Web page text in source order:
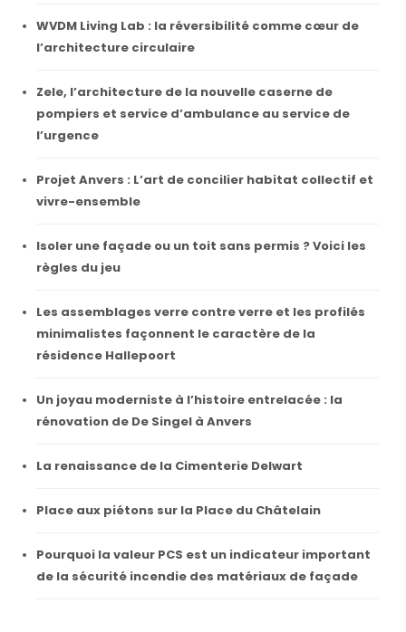
WVDM Living Lab : la réversibilité comme cœur de
l’architecture circulaire
Zele, l’architecture de la nouvelle caserne de
pompiers et service d’ambulance au service de
l’urgence
Projet Anvers : L’art de concilier habitat collectif et
vivre-ensemble
Isoler une façade ou un toit sans permis ? Voici les
règles du jeu
Les assemblages verre contre verre et les profilés
minimalistes façonnent le caractère de la
résidence Hallepoort
Un joyau moderniste à l’histoire entrelacée : la
rénovation de De Singel à Anvers
La renaissance de la Cimenterie Delwart
Place aux piétons sur la Place du Châtelain
Pourquoi la valeur PCS est un indicateur important
de la sécurité incendie des matériaux de façade